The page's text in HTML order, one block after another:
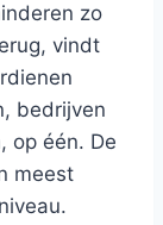
zo
vindt
bedrijven
op één. De
meest